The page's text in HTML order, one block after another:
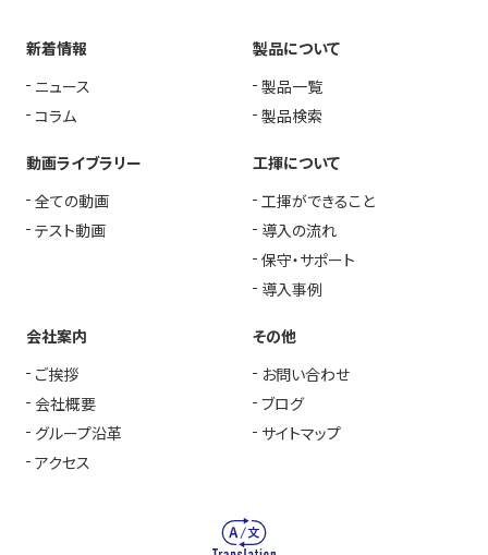
新着情報
ニュース
コラム
製品について
製品一覧
製品検索
動画ライブラリー
全ての動画
テスト動画
工揮について
工揮ができること
導入の流れ
保守・サポート
導入事例
会社案内
ご挨拶
会社概要
グループ沿革
アクセス
その他
お問い合わせ
ブログ
サイトマップ